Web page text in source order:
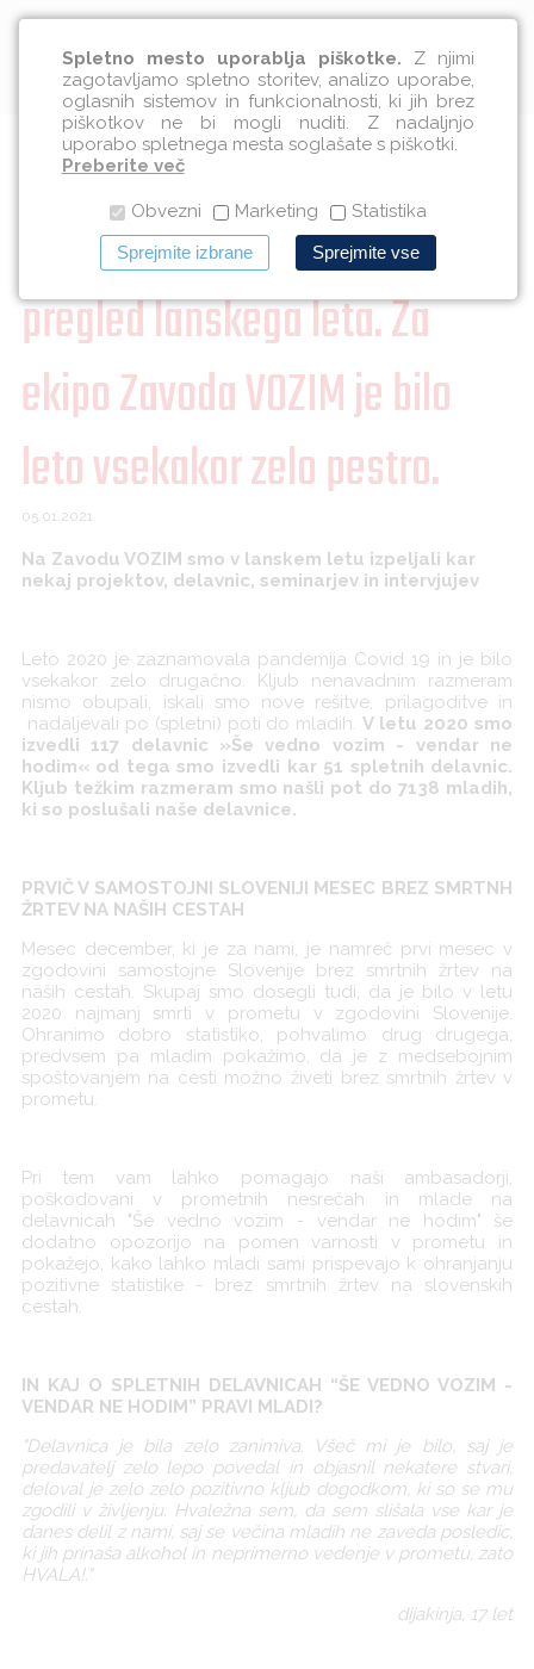
Slovenščina
Stopili smo v novo leto 2021 in
čas je, da naredimo kratek
pregled lanskega leta. Za
ekipo Zavoda VOZIM je bilo
leto vsekakor zelo pestro.
05.01.2021
Na Zavodu VOZIM smo v lanskem letu izpeljali kar
nekaj projektov, delavnic, seminarjev in intervjujev
Leto 2020 je zaznamovala pandemija Covid 19 in je bilo
vsekakor zelo drugačno. Kljub nenavadnim razmeram
nismo obupali, iskali smo nove rešitve, prilagoditve in
nadaljevali po (spletni) poti do mladih.V letu 2020 smo
izvedli 117 delavnic »Še vedno vozim - vendar ne
hodim« od tega smo izvedli kar 51 spletnih delavnic.
Kljub težkim razmeram smo našli pot do 7138 mladih,
ki so poslušali naše delavnice.
PRVIČ V SAMOSTOJNI SLOVENIJI MESEC BREZ SMRTNH
ŽRTEV NA NAŠIH CESTAH
Mesec december, ki je za nami, je namreč prvi mesec v
zgodovini samostojne Slovenije brez smrtnih žrtev na
naših cestah. Skupaj smo dosegli tudi, da je bilo v letu
2020 najmanj smrti v prometu v zgodovini Slovenije.
Ohranimo dobro statistiko, pohvalimo drug drugega,
predvsem pa mladim pokažimo, da je z medsebojnim
spoštovanjem na cesti možno živeti brez smrtnih žrtev v
prometu.
Pri tem vam lahko pomagajo naši ambasadorji,
poškodovani v prometnih nesrečah in mlade na
delavnicah "Še vedno vozim - vendar ne hodim" še
dodatno opozorijo na pomen varnosti v prometu in
pokažejo, kako lahko mladi sami prispevajo k ohranjanju
pozitivne statistike - brez smrtnih žrtev na slovenskih
cestah.
IN KAJ O SPLETNIH DELAVNICAH “ŠE VEDNO VOZIM -
VENDAR NE HODIM” PRAVI MLADI?
"Delavnica je bila zelo zanimiva. Všeč mi je bilo, saj je
predavatelj zelo lepo povedal in objasnil nekatere stvari,
deloval je zelo zelo pozitivno kljub dogodkom, ki so se mu
zgodili v življenju. Hvaležna sem, da sem slišala vse kar je
danes delil z nami, saj se večina mladih ne zaveda posledic,
ki jih prinaša alkohol in neprimerno vedenje v prometu, zato
HVALA!."
dijakinja, 17 let
Spletno mesto uporablja piškotke. Z njimi
zagotavljamo spletno storitev, analizo uporabe,
oglasnih sistemov in funkcionalnosti, ki jih brez
piškotkov ne bi mogli nuditi. Z nadaljnjo
uporabo spletnega mesta soglašate s piškotki.
Preberite več
Obvezni Marketing Statistika
Sprejmite izbrane Sprejmite vse